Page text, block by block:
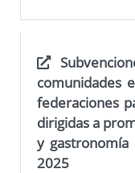
Bases de la
fomento de
Bases de la
comunidades
federaciones
dirigidas a
y
2025